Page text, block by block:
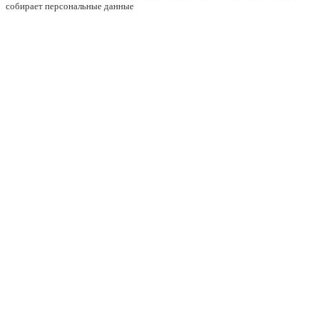
собирает персональные данные